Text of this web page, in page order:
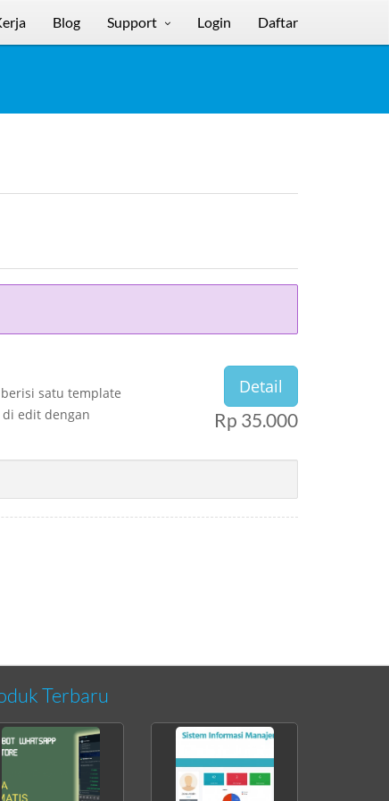
Blog Support Login Daftar
satu template
di edit dengan
Detail
Rp 35.000
Terbaru